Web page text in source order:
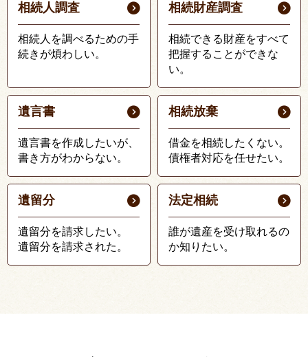
相続人調査
相続人を調べるための手
続きが煩わしい。
相続財産調査
相続できる財産をすべて
把握することができな
い。
遺言書
遺言書を作成したいが、
書き方がわからない。
相続放棄
借金を相続したくない。
債権者対応を任せたい。
遺留分
遺留分を請求したい。
遺留分を請求された。
法定相続
誰が遺産を受け取れるの
か知りたい。